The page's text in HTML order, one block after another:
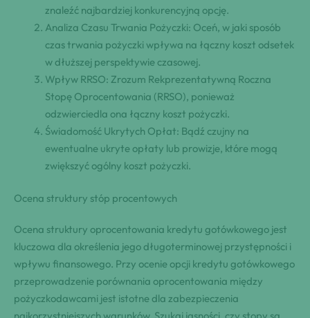
znaleźć najbardziej konkurencyjną opcję.
Analiza Czasu Trwania Pożyczki: Oceń, w jaki sposób
czas trwania pożyczki wpływa na łączny koszt odsetek
w dłuższej perspektywie czasowej.
Wpływ RRSO: Zrozum Rekprezentatywną Roczna
Stopę Oprocentowania (RRSO), ponieważ
odzwierciedla ona łączny koszt pożyczki.
Świadomość Ukrytych Opłat: Bądź czujny na
ewentualne ukryte opłaty lub prowizje, które mogą
zwiększyć ogólny koszt pożyczki.
Ocena struktury stóp procentowych
Ocena struktury oprocentowania kredytu gotówkowego jest
kluczowa dla określenia jego długoterminowej przystępności i
wpływu finansowego. Przy ocenie opcji kredytu gotówkowego
przeprowadzenie porównania oprocentowania między
pożyczkodawcami jest istotne dla zabezpieczenia